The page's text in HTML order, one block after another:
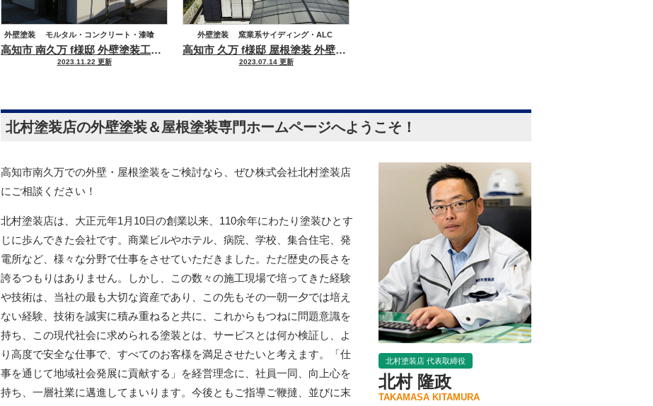
高知市 南久万 f様邸 外壁塗装工事 業界初！弱溶剤系撥水形つや消し塗料『1液ワイドビーズコートSi』で施工しました！
2023.11.22 更新
外壁塗装 モルタル・コンクリート・漆喰
高知市 久万 f様邸 屋根塗装 外壁塗装工事
2023.07.14 更新
外壁塗装
窯業系サイディング・ALC
屋根塗装
化粧スレート
北村塗装店の外壁塗装＆屋根塗装専門ホームページへようこそ！
北村塗装店 代表取締役
北村 隆政
TAKAMASA KITAMURA
高知市南久万での外壁・屋根塗装をご検討なら、ぜひ株式会社北村塗装店
にご相談ください！
北村塗装店は、大正元年1月10日の創業以来、110余年にわたり塗装ひとす
じに歩んできた会社です。商業ビルやホテル、病院、学校、集合住宅、発
電所など、様々な分野で仕事をさせていただきました。ただ歴史の長さを
誇るつもりはありません。しかし、この数々の施工現場で培ってきた経験
や技術は、当社の最も大切な資産であり、この先もその一朝一夕では培え
ない経験、技術を誠実に積み重ねると共に、これからもつねに問題意識を
持ち、この現代社会に求められる塗装とは、サービスとは何か検証し、よ
り高度で安全な仕事で、すべてのお客様を満足させたいと考えます。「仕
事を通じて地域社会発展に貢献する」を経営理念に、社員一同、向上心を
持ち、一層社業に邁進してまいります。今後ともご指導ご鞭撻、並びに末